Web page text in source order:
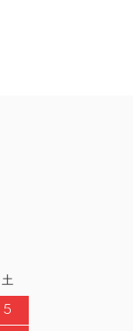
土
5